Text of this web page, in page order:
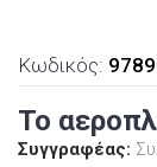
Κωδικός:
Το
Συγγραφέας: